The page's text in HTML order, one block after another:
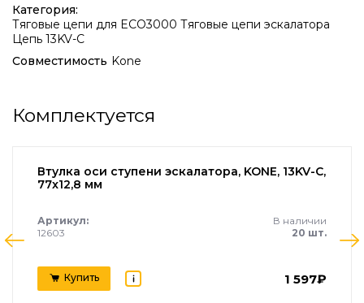
Категория:
Тяговые цепи для ECO3000 Тяговые цепи эскалатора
Цепь 13KV-C
Совместимость Kone
Комплектуется
Втулка оси ступени эскалатора, KONE, 13KV-C,
77x12,8 мм
Артикул:
12603
В наличии
20 шт.
Купить 1 597₽